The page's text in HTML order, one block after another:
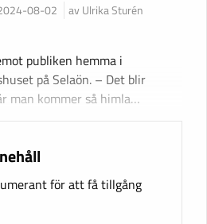
08-02 av Ulrika Sturén
publiken hemma i
på Selaön. – Det blir
man kommer så himla…
för att få tillgång